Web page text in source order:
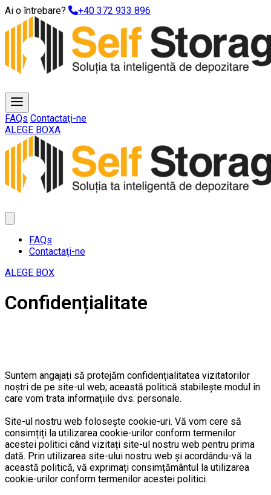
Ai o întrebare? +40 372 933 896
FAQs Contactaţi-ne
ALEGE BOXA
FAQs
Contactaţi-ne
ALEGE BOX
Confidențialitate
Suntem angajați să protejăm confidențialitatea vizitatorilor
noștri de pe site-ul web; această politică stabilește modul în
care vom trata informațiile dvs. personale.
Site-ul nostru web folosește cookie-uri. Vă vom cere să
consimțiți la utilizarea cookie-urilor conform termenilor
acestei politici când vizitați site-ul nostru web pentru prima
dată. Prin utilizarea site-ului nostru web și acordându-vă la
această politică, vă exprimați consimțământul la utilizarea
cookie-urilor conform termenilor acestei politici.